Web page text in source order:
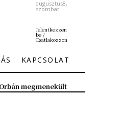
augusztus8,
szombat
Jelentkezzen
be /
Csatlakozzon
KAPCSOLAT
megmenekült